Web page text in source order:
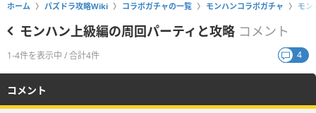
ホーム パズドラ攻略Wiki コラボガチャの一覧 モンハンコラボガチャ モン
モンハン上級編の周回パーティと攻略 コメント
1-4件を表示中 / 合計4件 4
コメント